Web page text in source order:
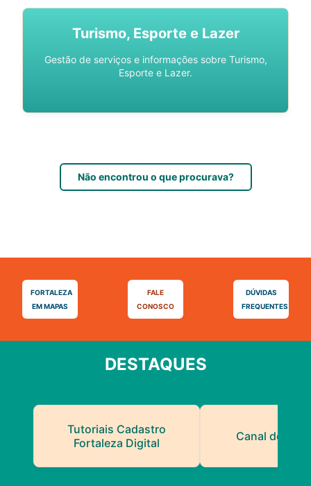
Turismo, Esporte e Lazer
Gestão de serviços e informações sobre Turismo,
Esporte e Lazer.
Não encontrou o que procurava?
FORTALEZA
EM MAPAS
FALE
CONOSCO
DÚVIDAS
FREQUENTES
DESTAQUES
Tutoriais Cadastro
Fortaleza Digital
Canal do